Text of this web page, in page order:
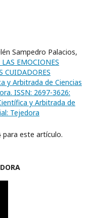
Sampedro Palacios,
EMOCIONES
CUIDADORES
y Arbitrada de Ciencias
ISSN: 2697-3626:
y Arbitrada de
Tejedora
para este artículo.